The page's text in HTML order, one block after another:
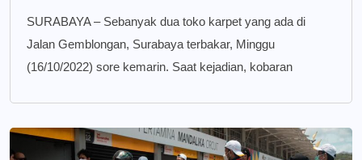
SURABAYA – Sebanyak dua toko karpet yang ada di
Jalan Gemblongan, Surabaya terbakar, Minggu
(16/10/2022) sore kemarin. Saat kejadian, kobaran